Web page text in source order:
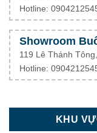
Hotline:
Showroom
119 Lê Thánh
Hotline:
KHU